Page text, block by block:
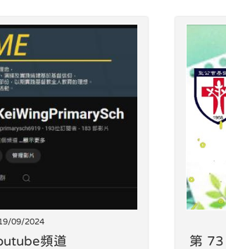
09/2024
頻道
第 73